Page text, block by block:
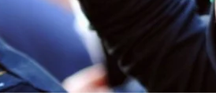
unterstützen
abo
genossenschaft